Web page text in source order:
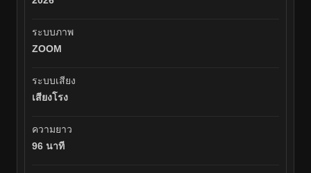
ระบบภาพ
ZOOM
ระบบเสียง
เสียงโรง
ความยาว
96 นาที